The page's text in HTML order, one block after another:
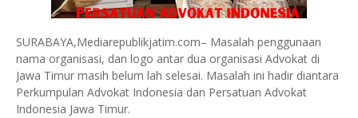
SURABAYA,Mediarepublikjatim.com– Masalah penggunaan
nama organisasi, dan logo antar dua organisasi Advokat di
Jawa Timur masih belum lah selesai. Masalah ini hadir diantara
Perkumpulan Advokat Indonesia dan Persatuan Advokat
Indonesia Jawa Timur.